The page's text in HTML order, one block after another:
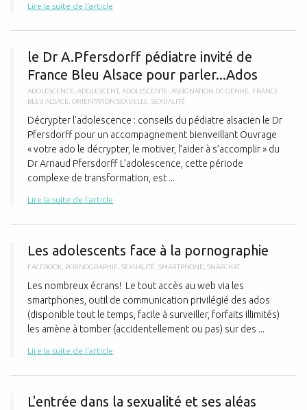
Lire la suite de l'article
le Dr A.Pfersdorff pédiatre invité de
France Bleu Alsace pour parler...Ados
ADOLESCENCE ADOLESCENT, ADOLESCENTE ASSIGNATION DE GENRE
FRANCE
BLEU ALSACE ORIENTATION SEXUELLE SEXUALITÉ
Décrypter l’adolescence : conseils du pédiatre alsacien le Dr
Pfersdorff pour un accompagnement bienveillant Ouvrage
« votre ado le décrypter, le motiver, l’aider à s’accomplir » du
Dr Arnaud Pfersdorff L’adolescence, cette période
complexe de transformation, est ...
Lire la suite de l'article
Les adolescents face à la pornographie
FACEBOOK PORNOGRAPHIE SEXUALITÉ SMARTPHONE SNAPCHAT
Les nombreux écrans! Le tout accès au web via les
smartphones, outil de communication privilégié des ados
(disponible tout le temps, facile à surveiller, forfaits illimités)
les amène à tomber (accidentellement ou pas) sur des ...
Lire la suite de l'article
L'entrée dans la sexualité et ses aléas